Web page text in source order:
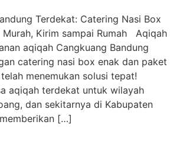
Terdekat: Catering Nasi Box
Murah, Kirim sampai Rumah Aqiqah
aqiqah Cangkuang Bandung
catering nasi box enak dan paket
menemukan solusi tepat!
aqiqah terdekat untuk wilayah
dan sekitarnya di Kabupaten
[…]